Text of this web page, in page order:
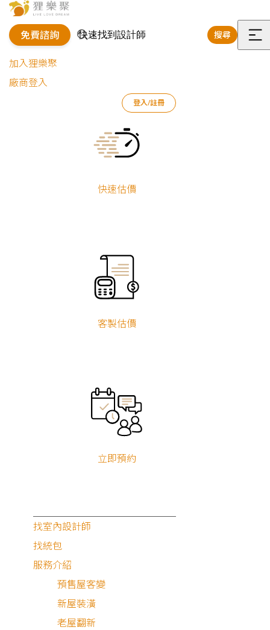
免費諮詢 搜尋
選
加入狸樂聚
廠商登入
登入/註冊
快速估價
客製估價
立即預約
找室內設計師
找統包
服務介紹
預售屋客變
新屋裝潢
老屋翻新
室內設計作品 張孟傑
實用機能｜浴室